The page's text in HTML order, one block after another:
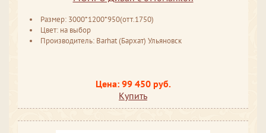
Размер: 3000*1200*950(отт.1750)
Цвет: на выбор
Производитель: Barhat (Бархат) Ульяновск
Цена: 99 450 руб.
Купить